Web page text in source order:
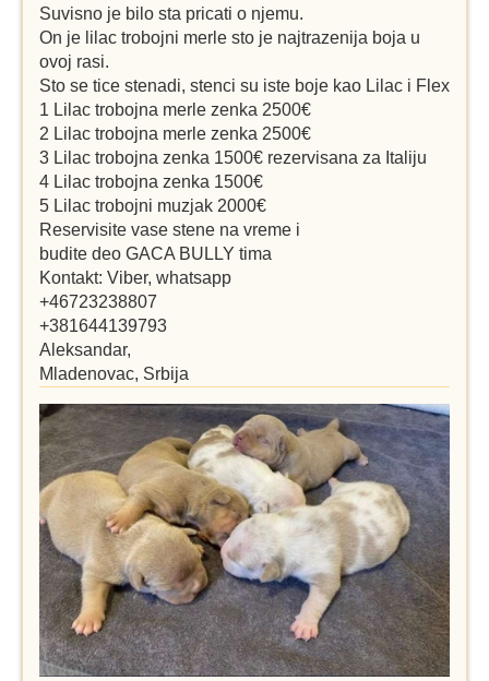
Suvisno je bilo sta pricati o njemu.
On je lilac trobojni merle sto je najtrazenija boja u
ovoj rasi.
Sto se tice stenadi, stenci su iste boje kao Lilac i Flex
1 Lilac trobojna merle zenka 2500€
2 Lilac trobojna merle zenka 2500€
3 Lilac trobojna zenka 1500€ rezervisana za Italiju
4 Lilac trobojna zenka 1500€
5 Lilac trobojni muzjak 2000€
Reservisite vase stene na vreme i
budite deo GACA BULLY tima
Kontakt: Viber, whatsapp
+46723238807
+381644139793
Aleksandar,
Mladenovac, Srbija